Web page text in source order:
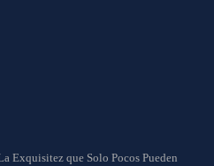
Exquisitez que Solo Pocos Pueden